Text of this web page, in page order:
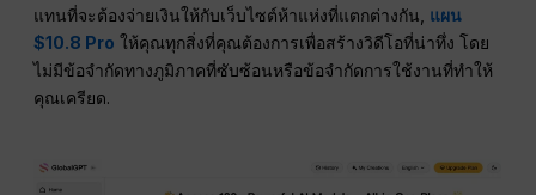
แทนที่จะต้องจ่ายเงินให้กับเว็บไซต์ห้าแห่งที่แตกต่างกัน, แผน
$10.8 Pro ให้คุณทุกสิ่งที่คุณต้องการเพื่อสร้างวิดีโอที่น่าทึ่ง โดย
ไม่มีข้อจำกัดทางภูมิภาคที่ซับซ้อนหรือข้อจำกัดการใช้งานที่ทำให้
คุณเครียด.